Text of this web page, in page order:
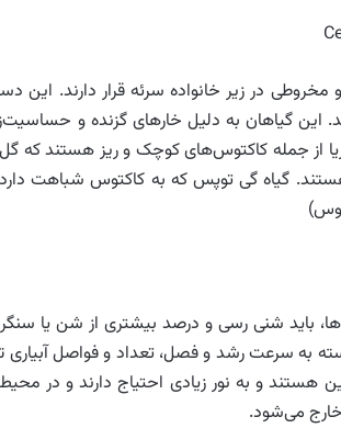
در زیر خانواده سرئه قرار دارند. این
این گیاهان به دلیل خارهای گزنده و
از جمله کاکتوس‌های کوچک و ریز هستند
گیاه گی توپس که به کاکتوس شباهت
باید شنی رسی و درصد بیشتری از شن یا
به سرعت رشد و فصل، تعداد و فواصل
هستند و به نور زیادی احتیاج دارند و در
می‌شود.